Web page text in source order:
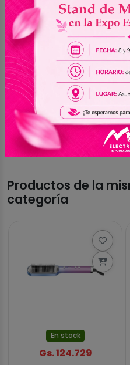
Aún no hay
Sé el primero en
este
Productos de la
categoría
En stock
Gs. 124.729